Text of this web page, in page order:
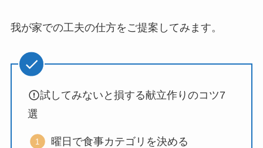
我が家での工夫の仕方をご提案してみます。
試してみないと損する献立作りのコツ7
選
曜日で食事カテゴリを決める